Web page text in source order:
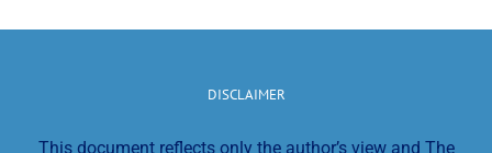
DISCLAIMER
This document reflects only the author’s view and The